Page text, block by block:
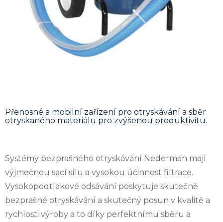
Přenosné a mobilní zařízení pro otryskávání a sběr
otryskaného materiálu pro zvýšenou produktivitu.
Systémy bezprašného otryskávání Nederman mají
výjmečnou sací sílu a vysokou účinnost filtrace.
Vysokopodtlakové odsávání poskytuje skutečně
bezprašné otryskávání a skutečný posun v kvalitě a
rychlosti výroby a to díky perfektnímu sběru a